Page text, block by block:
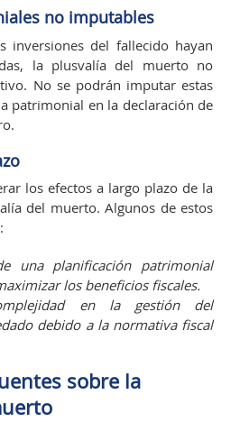
no imputables
inversiones del fallecido hayan
la plusvalía del muerto no
No se podrán imputar estas
patrimonial en la declaración de
los efectos a largo plazo de la
del muerto. Algunos de estos
una planificación patrimonial
los beneficios fiscales.
en la gestión del
debido a la normativa fiscal
sobre la